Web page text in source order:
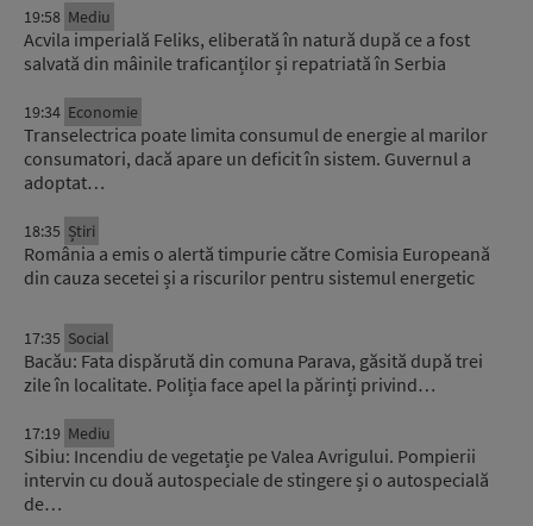
19:58 Mediu
Acvila imperială Feliks, eliberată în natură după ce a fost
salvată din mâinile traficanților și repatriată în Serbia
19:34 Economie
Transelectrica poate limita consumul de energie al marilor
consumatori, dacă apare un deficit în sistem. Guvernul a
adoptat…
18:35 Știri
România a emis o alertă timpurie către Comisia Europeană
din cauza secetei și a riscurilor pentru sistemul energetic
17:35 Social
Bacău: Fata dispărută din comuna Parava, găsită după trei
zile în localitate. Poliția face apel la părinți privind…
17:19 Mediu
Sibiu: Incendiu de vegetație pe Valea Avrigului. Pompierii
intervin cu două autospeciale de stingere și o autospecială
de…